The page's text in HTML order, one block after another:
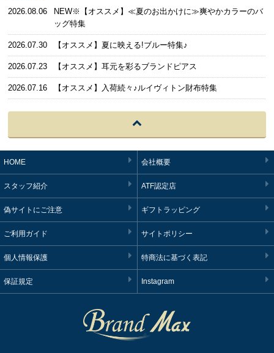
2026.08.06
NEW※【オススメ】≪夏のお出かけに≫爽やかカラーのバ
ッグ特集
2026.07.30 【オススメ】夏に映える!ブルー特集♪
2026.07.23 【オススメ】耳元を彩るブランドピアス
2026.07.16 【オススメ】入荷続々♪ルイヴィトン財布特集
HOME 会社概要
スタッフ紹介 ATF認定店
偽サイトにご注意 ギフトラッピング
ご利用ガイド サイトポリシー
個人情報保護 特商法に基づく表記
保証規定 Instagram